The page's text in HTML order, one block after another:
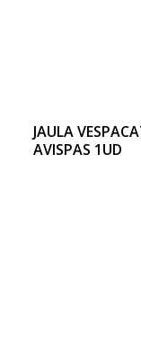
JAULA
AVISPAS 1UD